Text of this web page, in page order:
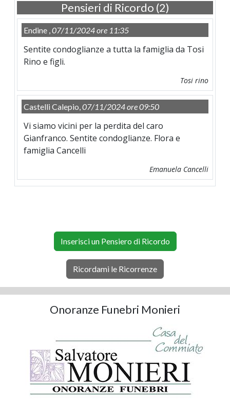
Pensieri di Ricordo (2)
Endine ,07/11/2024 ore 11:35
Sentite condoglianze a tutta la famiglia da Tosi
Rino e figli.
Tosi rino
Castelli Calepio,07/11/2024 ore 09:50
Vi siamo vicini per la perdita del caro
Gianfranco. Sentite condoglianze. Flora e
famiglia Cancelli
Emanuela Cancelli
Inserisci un Pensiero di Ricordo
Ricordami le Ricorrenze
Onoranze Funebri Monieri